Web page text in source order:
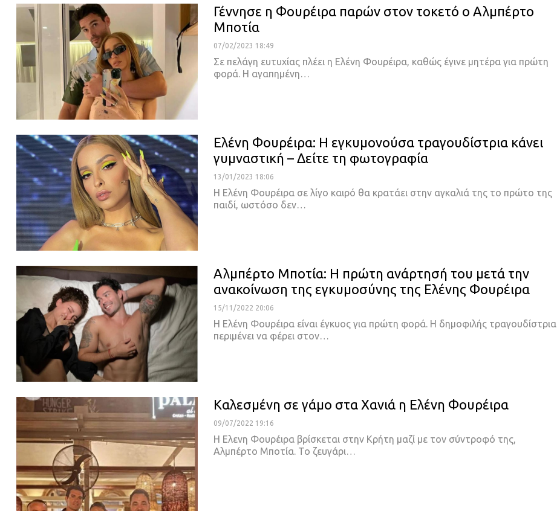
Γέννησε η Φουρέιρα παρών στον τοκετό ο Αλμπέρτο
Μποτία
07/02/2023 18:49
Σε πελάγη ευτυχίας πλέει η Ελένη Φουρέιρα, καθώς έγινε μητέρα για πρώτη
φορά. Η αγαπημένη…
Ελένη Φουρέιρα: Η εγκυμονούσα τραγουδίστρια κάνει
γυμναστική – Δείτε τη φωτογραφία
13/01/2023 18:06
Η Ελένη Φουρέιρα σε λίγο καιρό θα κρατάει στην αγκαλιά της το πρώτο της
παιδί, ωστόσο δεν…
Αλμπέρτο Μποτία: Η πρώτη ανάρτησή του μετά την
ανακοίνωση της εγκυμοσύνης της Ελένης Φουρέιρα
15/11/2022 20:06
Η Ελένη Φουρέιρα είναι έγκυος για πρώτη φορά. Η δημοφιλής τραγουδίστρια
περιμένει να φέρει στον…
Καλεσμένη σε γάμο στα Χανιά η Ελένη Φουρέιρα
09/07/2022 19:16
Η Ελενη Φουρέιρα βρίσκεται στην Κρήτη μαζί με τον σύντροφό της,
Αλμπέρτο Μποτία. Το ζευγάρι…